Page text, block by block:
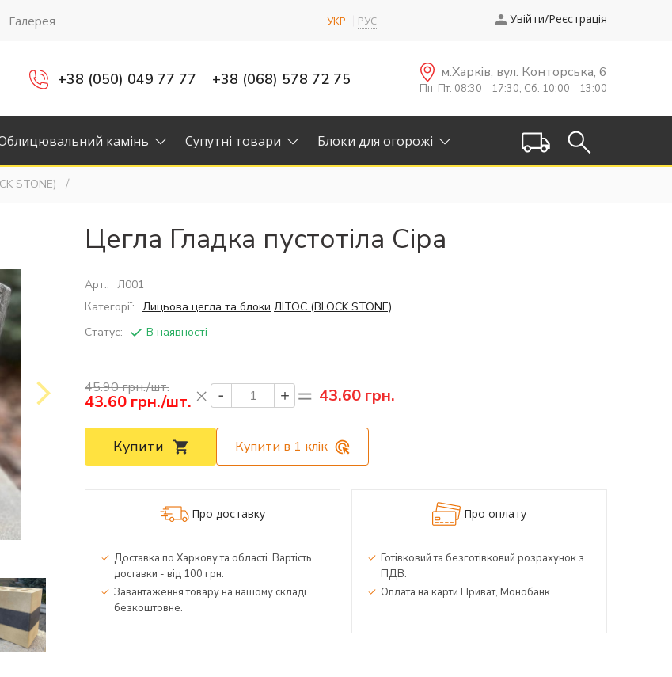
Галерея УКР РУС Увійти/Реєстрація
+38 (050) 049 77 77 +38 (068) 578 72 75 м.Харків, вул. Конторська, 6
Пн-Пт. 08:30 - 17:30, Сб. 10:00 - 13:00
камінь Супутні товари Блоки для огорожі
STONE)
Цегла Гладка пустотіла Сіра
Арт.: Л001
Категорії: Лицьова цегла та блоки ЛІТОС (BLOCK STONE)
Статус:
В наявності
45.90 грн./шт.
43.60 грн./шт. 43.60 грн.
Купити Купити в 1 клік
Про доставку
Доставка по Харкову та області. Вартість
доставки - від 100 грн.
Завантаження товару на нашому складі
безкоштовне.
Про оплату
Готівковий та безготівковий розрахунок з
ПДВ.
Оплата на карти Приват, Монобанк.